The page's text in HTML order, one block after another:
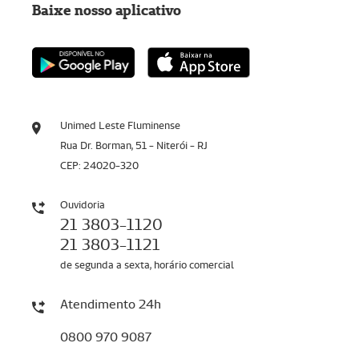
Unimed Leste Fluminense
Rua Dr. Borman, 51 - Niterói - RJ
CEP: 24020-320
Ouvidoria
21 3803-1120
21 3803-1121
de segunda a sexta, horário comercial
Atendimento 24h
0800 970 9087
Baixe nosso aplicativo